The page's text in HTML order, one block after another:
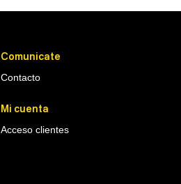
Comunicate
Contacto
Mi cuenta
Acceso clientes